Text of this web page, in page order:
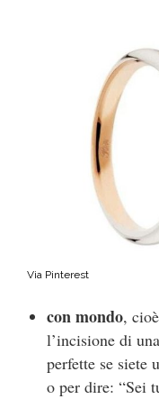
Via Pinterest
con mondo,
l’incisione di
perfette se siete
o per dire: “Sei